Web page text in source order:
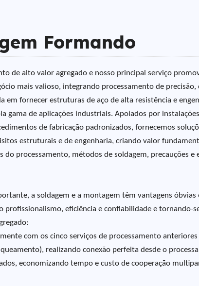
Formando
de alto valor agregado e nosso principal serviço
mais valioso, integrando processamento de precisão,
em fornecer estruturas de aço de alta resistência e
gama de aplicações industriais. Apoiados por
de fabricação padronizados, fornecemos
estruturais e de engenharia, criando valor
processamento, métodos de soldagem, precauções e
a soldagem e a montagem têm vantagens óbvias
eficiência e confiabilidade e tornando-
com os cinco serviços de processamento
realizando conexão perfeita desde o
economizando tempo e custo de cooperação